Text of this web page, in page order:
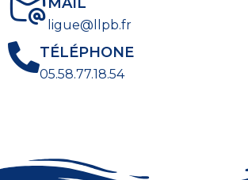
ligue@llpb.fr
TÉLÉPHONE
05.58.77.18.54